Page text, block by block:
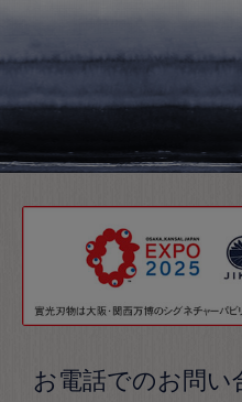
お電話でのお問い